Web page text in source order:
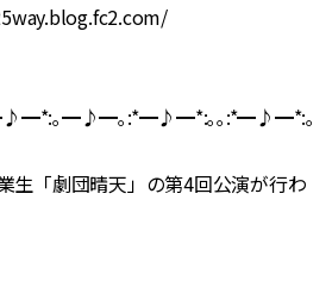
｡━♪━｡:*━♪━*:｡｡:*━♪━*:｡
生「劇団晴天」の第4回公演が行わ